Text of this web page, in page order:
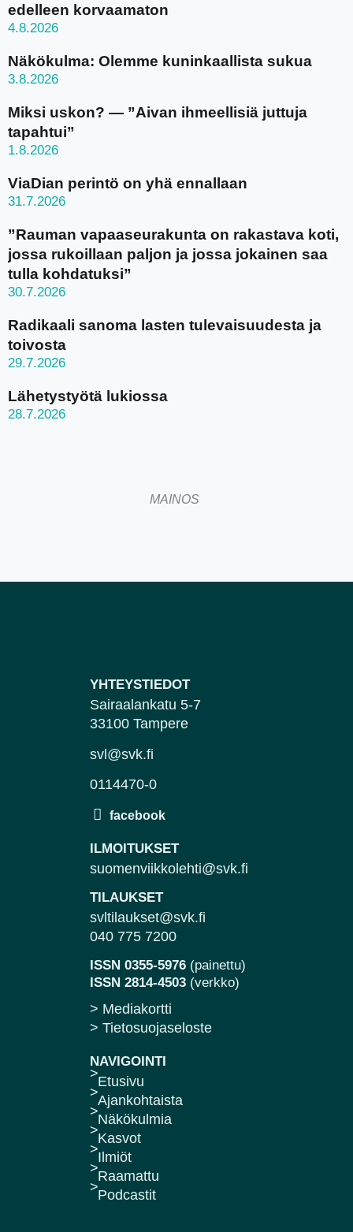
edelleen korvaamaton
4.8.2026
Näkökulma: Olemme kuninkaallista sukua
3.8.2026
Miksi uskon? — ”Aivan ihmeellisiä juttuja
tapahtui”
1.8.2026
ViaDian perintö on yhä ennallaan
31.7.2026
”Rauman vapaaseurakunta on rakastava koti,
jossa rukoillaan paljon ja jossa jokainen saa
tulla kohdatuksi”
30.7.2026
Radikaali sanoma lasten tulevaisuudesta ja
toivosta
29.7.2026
Lähetystyötä lukiossa
28.7.2026
MAINOS
YHTEYSTIEDOT
Sairaalankatu 5-7
33100 Tampere
svl@svk.fi
0114470-0
ILMOITUKSET
suomenviikkolehti@svk.fi
TILAUKSET
svltilaukset@svk.fi
040 775 7200
ISSN 0355-5976 (painettu)
ISSN 2814-4503 (verkko)
> Mediakortti
> Tietosuojaseloste
NAVIGOINTI
Etusivu
Ajankohtaista
Näkökulmia
Kasvot
Ilmiöt
Raamattu
Podcastit